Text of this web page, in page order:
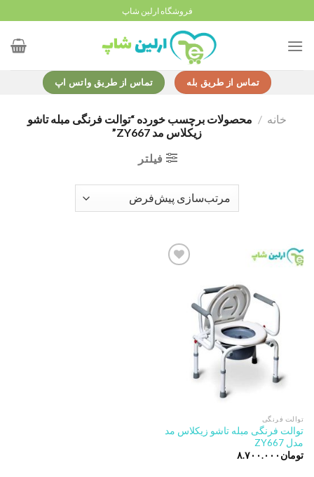
to
content
فروشگاه ارلین شاپ
تماس از طریق بله تماس از طریق واتس اپ
خانه / محصولات برچسب خورده “توالت فرنگی مبله تاشو
زیکلاس مد ZY667”
فیلتر
توالت فرنگی
توالت فرنگی مبله تاشو زیکلاس مد
مدل ZY667
تومان ۸.۷۰۰.۰۰۰